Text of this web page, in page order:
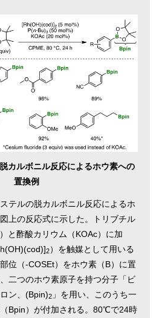
カルボニル反応によるホウ素への
置換例
テルの脱カルボニル反応によるホ
上の反応式に示した。トリブチル
）と酢酸カリウム（KOAc）に加
2）を触媒として用いる
位（-COSEt）をホウ素（B）に置
二つのホウ素原子を持つ分子「ビ
ン、(Bpin)2 」を用い、このうち一
Bpin）が付加される。80℃で24時